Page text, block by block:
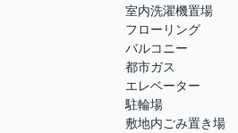
室内洗濯機置場
フローリング
バルコニー
都市ガス
エレベーター
駐輪場
敷地内ごみ置き場